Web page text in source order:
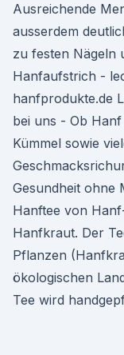
Ausreichende
ausserdem
zu festen Nägeln
Hanfaufstrich -
hanfprodukte.de
bei uns - Ob
Kümmel sowie
Gesundheit ohne
Hanftee von
Hanfkraut. Der
Pflanzen
ökologischen
Tee wird